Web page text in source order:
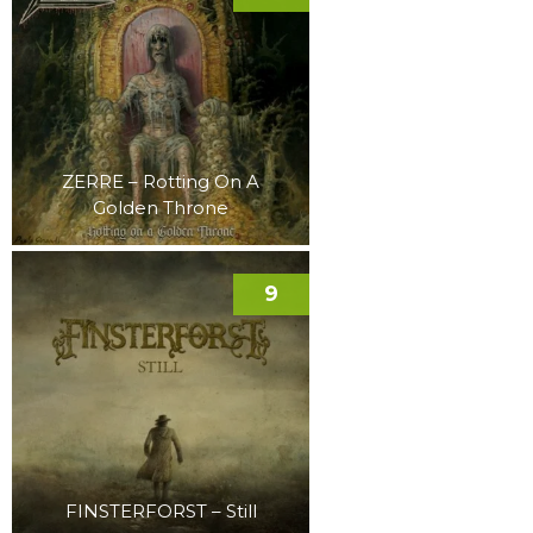
ZERRE – Rotting On A
Golden Throne
FINSTERFORST – Still
9